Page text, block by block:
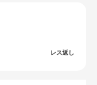
レス返し